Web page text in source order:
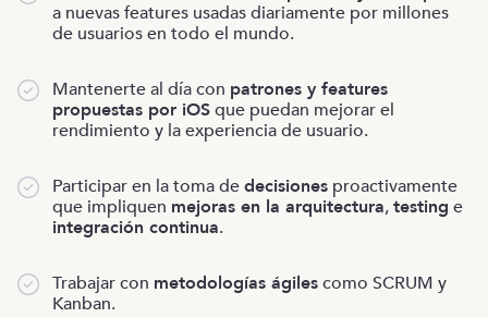
a nuevas features usadas diariamente por millones
de usuarios en todo el mundo.
Mantenerte al día con patrones y features
propuestas por iOSque puedan mejorar el
rendimiento y la experiencia de usuario.
Participar en la toma dedecisiones proactivamente
que impliquen mejoras en la arquitectura,testing e
integración continua.
Trabajar con metodologías ágilescomo SCRUM y
Kanban.